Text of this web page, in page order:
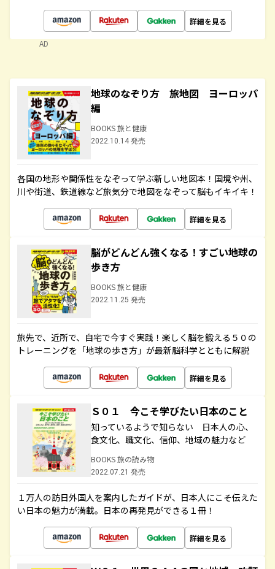
詳細を見る
AD
地球のなぞり方 旅地図 ヨーロッパ
編
BOOKS 旅と健康
2022.10.14 発売
各国の地形や関係性をなぞって学ぶ新しい地図本！国境や州、
川や街道、鉄道線など旅気分で地図をなぞって脳もイキイキ！
詳細を見る
脳がどんどん強くなる！すごい地球の
歩き方
BOOKS 旅と健康
2022.11.25 発売
旅先で、近所で、自宅で今すぐ実践！楽しく脳を鍛える５０の
トレーニングを「地球の歩き方」が最新脳科学とともに解説
詳細を見る
Ｓ０１ 今こそ学びたい日本のこと
知っているようで知らない 日本人の心、
食文化、職文化、信仰、地域の魅力など
BOOKS 旅の読み物
2022.07.21 発売
１万人の訪日外国人を案内したガイドが、日本人にこそ伝えた
い日本の魅力が満載。日本の再発見ができる１冊！
詳細を見る